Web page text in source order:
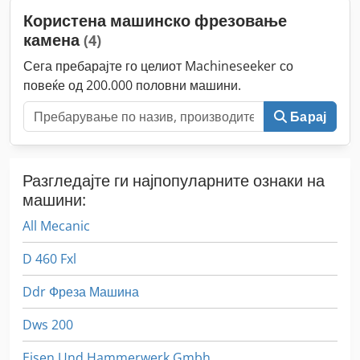
Користена машинско фрезовање
камена(4)
Сега пребарајте го целиот Machineseeker со
повеќе од 200.000 половни машини.
Барај
Разгледајте ги најпопуларните ознаки на
машини:
All Mecanic
D 460 Fxl
Ddr Фреза Машина
Dws 200